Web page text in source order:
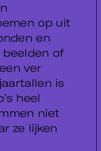
op uit
en
of
ver
is
heel
niet
ze lijken